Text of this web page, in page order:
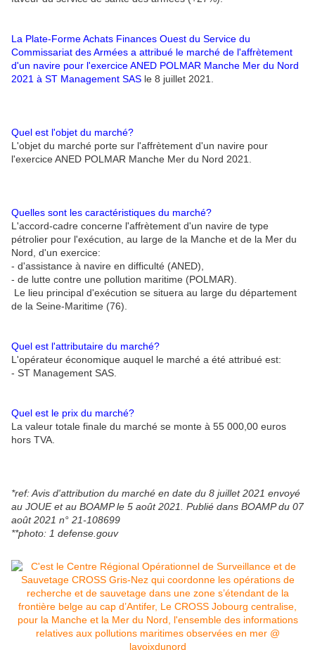
La Plate-Forme Achats Finances Ouest du Service du
Commissariat des Armées a attribué le marché de l'affrètement
d'un navire pour l'exercice ANED POLMAR Manche Mer du Nord
2021 à ST Management SAS le 8 juillet 2021.
Quel est l'objet du marché?
L'objet du marché porte sur l'affrètement d'un navire pour
l'exercice ANED POLMAR Manche Mer du Nord 2021.
Quelles sont les caractéristiques du marché?
L'accord-cadre concerne l'affrètement d'un navire de type
pétrolier pour l'exécution, au large de la Manche et de la Mer du
Nord, d'un exercice:
- d'assistance à navire en difficulté (ANED),
- de lutte contre une pollution maritime (POLMAR).
Le lieu principal d'exécution se situera au large du département
de la Seine-Maritime (76).
Quel est l'attributaire du marché?
L'opérateur économique auquel le marché a été attribué est:
- ST Management SAS.
Quel est le prix du marché?
La valeur totale finale du marché se monte à 55 000,00 euros
hors TVA.
*ref: Avis d'attribution du marché en date du 8 juillet 2021 envoyé
au JOUE et au BOAMP le 5 août 2021. Publié dans BOAMP du 07
août 2021 n° 21-108699
**photo: 1 defense.gouv